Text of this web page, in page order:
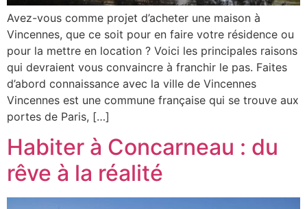
Avez-vous comme projet d’acheter une maison à
Vincennes, que ce soit pour en faire votre résidence ou
pour la mettre en location ? Voici les principales raisons
qui devraient vous convaincre à franchir le pas. Faites
d’abord connaissance avec la ville de Vincennes
Vincennes est une commune française qui se trouve aux
portes de Paris, […]
Habiter à Concarneau : du
rêve à la réalité